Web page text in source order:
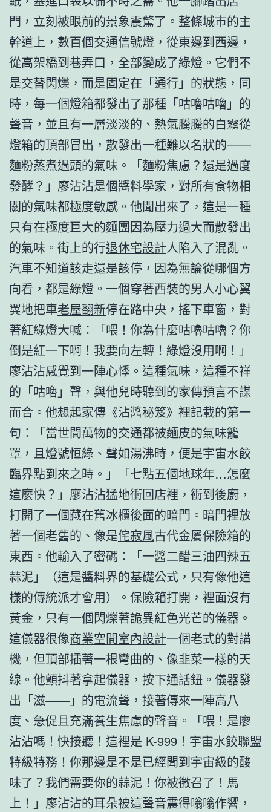
門，立刻被眼前的景象震驚了。整條城市的主
幹道上，數百個交通信號燈，從東邊到西邊，
從高架橋到巷弄口，全部變成了綠燈。它們不
是交替閃爍，而是固定在「通行」的狀態，同
時，每一個燈箱都發出了那種「咕嚕咕嚕」的
聲音，並且有一層淡淡的、熱氣騰騰的白霧從
燈箱的頂部冒出，散發出一種難以名狀的——
麵粉蒸煮過頭的氣味。「麵粉焦慮？還是過度
發酵？」廖沾沾是個醬料學家，對所有食物相
關的氣味都極度敏感。他聞出來了，這是一種
只有在極度巨大的麵團因為壓力過大而散發出
的氣味。街上的行退休宅設計人陷入了混亂。
汽車不知道該走還是該停，因為無論從哪個方
向看，都是綠燈。一個穿著西裝的男人小心翼
翼地把車老屋翻新停在路中央，搖下車窗，對
著紅綠燈大喊：「喂！你為什麼咕嚕咕嚕？你
倒是紅一下啊！我要向左轉！綠燈沒用啊！」
廖沾沾感覺到一陣心悸。這種氣味，這種不祥
的「咕嚕」聲，與他兒時聽到的家傳預言不謀
而合。他想起家傳《沾醬秘笈》裡記載的第一
句：「當世間萬物的交通都被麵皮的氣味籠
罩，且燈號恒綠、聲如湯沸時，便是宇宙水餃
臨界點到來之時。」「七點五個地球年…怎麼
這麼快？」廖沾沾猛地衝回店裡，衝到後廚，
打開了一個藏在舊冰櫃後面的暗門。暗門裡放
著一個老舊的、像是侘寂風古代金屬保險箱的
東西。他輸入了密碼：「一醬二醋三油四辣五
蒜泥」（這是醬料界的基礎公式，只有像他這
樣的傳統派才會用）。保險箱打開，裡面沒有
黃金，只有一個閃爍著詭異紅色光芒的儀器。
這儀器很像商業空間室內設計一個老式的對講
機，但頂部插著一根彎曲的、像韭菜一樣的天
線。他顫抖著拿起儀器，按下通話鈕。儀器發
出「滋——」的電流聲，接著傳來一陣高八
度、急促且充滿養生焦慮的聲音。「喂！是廖
沾沾嗎！快接聽！這裡是 K-999！宇宙水餃聯盟
特級特務！你那邊是不是已經聞到宇宙級的酸
味了？我們需要你的蒜泥！你被徵召了！馬
上！」廖沾沾的耳朵被這聲音震得嗡嗡作響，